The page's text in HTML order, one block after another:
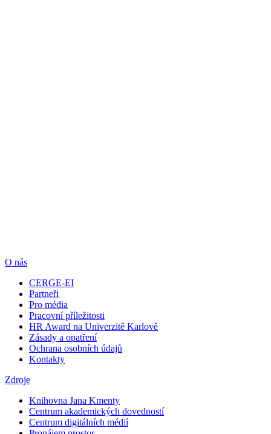
O nás
CERGE-EI
Partneři
Pro média
Pracovní příležitosti
HR Award na Univerzitě Karlově
Zásady a opatření
Ochrana osobních údajů
Kontakty
Zdroje
Knihovna Jana Kmenty
Centrum akademických dovedností
Centrum digitálních médií